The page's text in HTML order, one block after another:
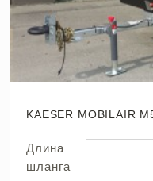
KAESER MOBILAIR
Длина
шланга